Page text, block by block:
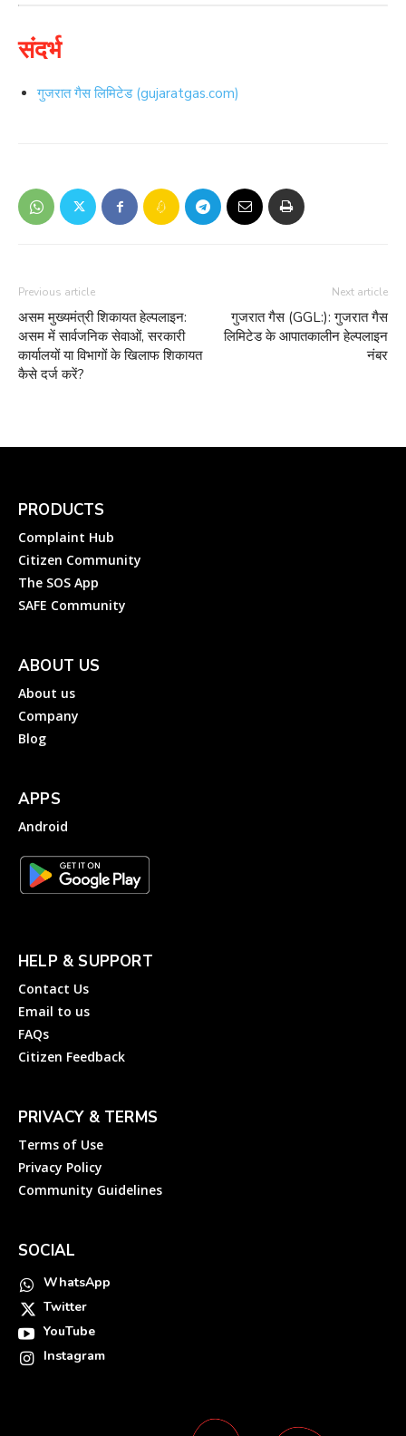
संदर्भ
गुजरात गैस लिमिटेड (gujaratgas.com)
Previous article
असम मुख्यमंत्री शिकायत हेल्पलाइन:
असम में सार्वजनिक सेवाओं, सरकारी
कार्यालयों या विभागों के खिलाफ शिकायत
कैसे दर्ज करें?
Next article
गुजरात गैस (GGL:): गुजरात गैस
लिमिटेड के आपातकालीन हेल्पलाइन
नंबर
PRODUCTS
Complaint Hub
Citizen Community
The SOS App
SAFE Community
ABOUT US
About us
Company
Blog
APPS
Android
HELP & SUPPORT
Contact Us
Email to us
FAQs
Citizen Feedback
PRIVACY & TERMS
Terms of Use
Privacy Policy
Community Guidelines
SOCIAL
WhatsApp
Twitter
YouTube
Instagram